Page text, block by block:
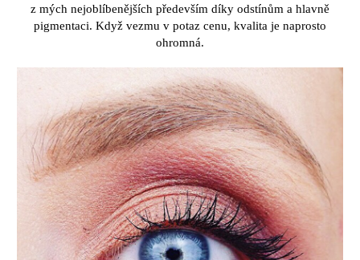
z mých nejoblíbenějších především díky odstínům a hlavně
pigmentaci. Když vezmu v potaz cenu, kvalita je naprosto
ohromná.